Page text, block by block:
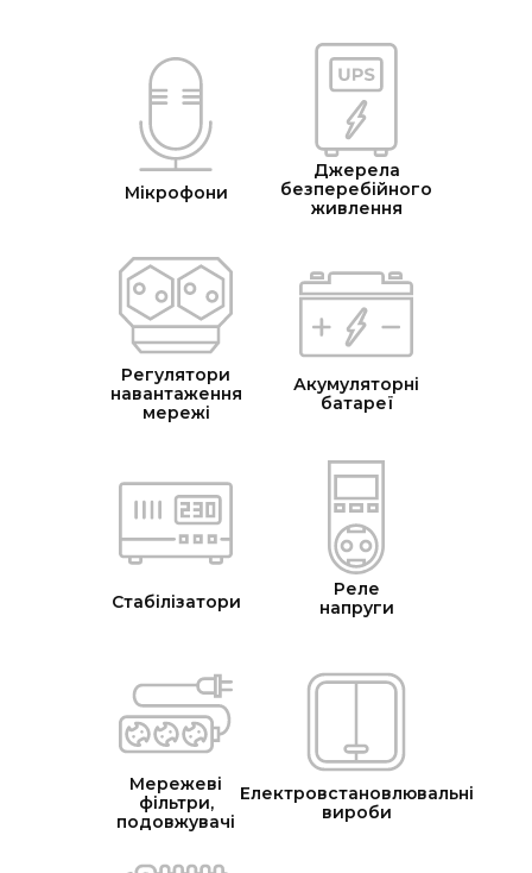
Мікрофони
Джерела
безперебійного
живлення
Регулятори
навантаження
мережі
Акумуляторні
батареї
Стабілізатори
Реле
напруги
Мережеві
фільтри,
подовжувачі
Електровстановлювальні
вироби